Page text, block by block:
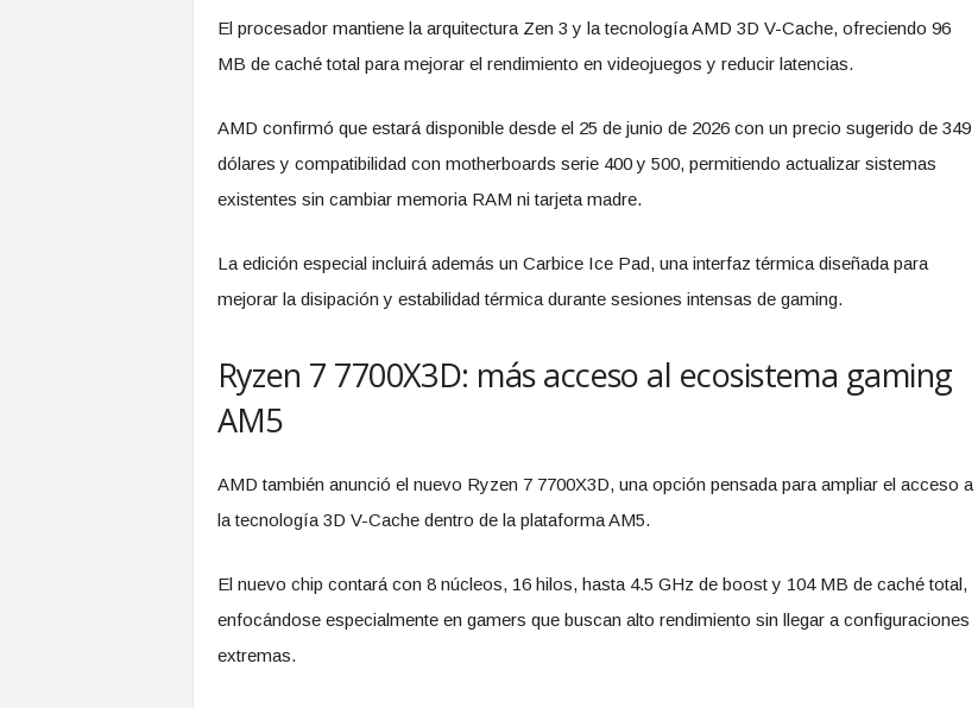
El procesador mantiene la arquitectura Zen 3 y la tecnología AMD 3D V-Cache, ofreciendo 96
MB de caché total para mejorar el rendimiento en videojuegos y reducir latencias.
AMD confirmó que estará disponible desde el 25 de junio de 2026 con un precio sugerido de 349
dólares y compatibilidad con motherboards serie 400 y 500, permitiendo actualizar sistemas
existentes sin cambiar memoria RAM ni tarjeta madre.
La edición especial incluirá además un Carbice Ice Pad, una interfaz térmica diseñada para
mejorar la disipación y estabilidad térmica durante sesiones intensas de gaming.
Ryzen 7 7700X3D: más acceso al ecosistema gaming
AM5
AMD también anunció el nuevo Ryzen 7 7700X3D, una opción pensada para ampliar el acceso a
la tecnología 3D V-Cache dentro de la plataforma AM5.
El nuevo chip contará con 8 núcleos, 16 hilos, hasta 4.5 GHz de boost y 104 MB de caché total,
enfocándose especialmente en gamers que buscan alto rendimiento sin llegar a configuraciones
extremas.